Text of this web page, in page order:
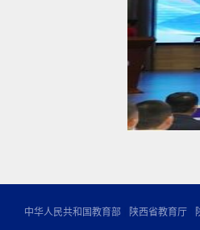
中华人民共和国教育部 陕西省教育厅